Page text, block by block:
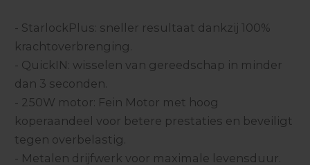
- StarlockPlus: sneller resultaat dankzij 100%
krachtoverbrenging.
- QuickIN: wisselen van gereedschap in minder
dan 3 seconden.
- 250W motor: Fein Motor met hoog
koperaandeel voor betere prestaties en beveiligt
tegen overbelastig.
- Metalen drijfwerk voor maximale levensduur.